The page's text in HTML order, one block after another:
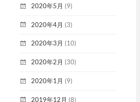
2020年5月 (9)
2020年4月 (3)
2020年3月 (10)
2020年2月 (30)
2020年1月 (9)
2019年12月 (8)